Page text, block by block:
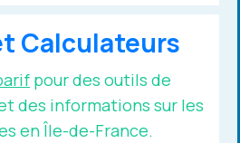
Calculateurs
pour des outils de
des informations sur les
en Île-de-France.